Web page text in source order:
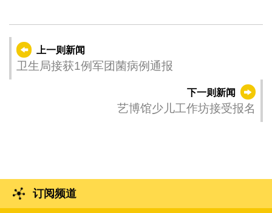
上一则新闻
卫生局接获1例军团菌病例通报
下一则新闻
艺博馆少儿工作坊接受报名
订阅频道